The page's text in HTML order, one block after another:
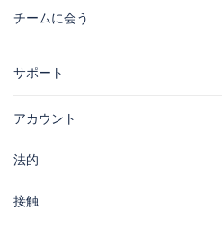
チームに会う
サポート
アカウント
法的
接触